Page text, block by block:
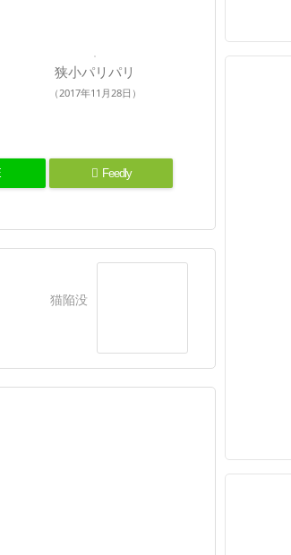
狭小パリパリ
（2017年11月28日）
Feedly
猫陥没